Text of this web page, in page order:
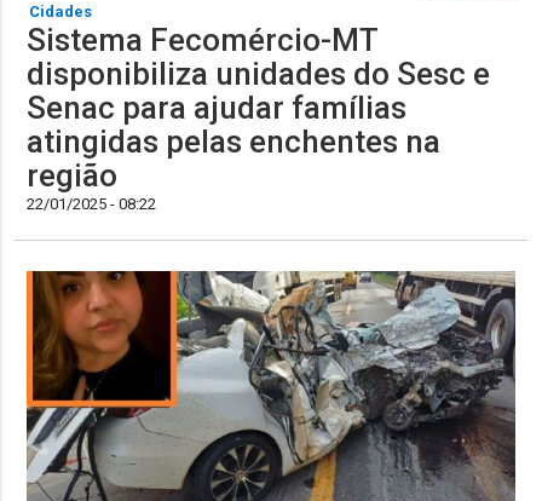
Cidades
Sistema Fecomércio-MT
disponibiliza unidades do Sesc e
Senac para ajudar famílias
atingidas pelas enchentes na
região
22/01/2025 - 08:22